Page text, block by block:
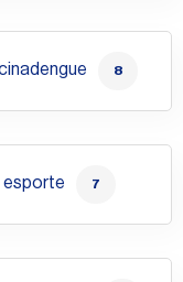
8
esporte 7